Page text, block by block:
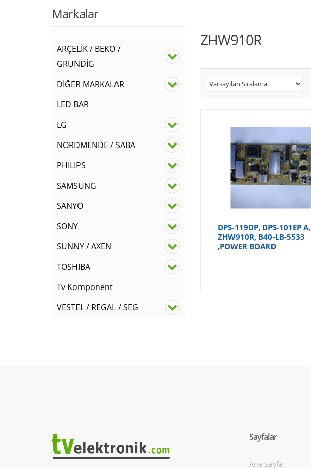
ZHW910R
DPS-119DP, DPS-101EP A,
ZHW910R, B40-LB-5533
,POWER BOARD
Markalar
ARÇELİK / BEKO /
GRUNDİG
DİĞER MARKALAR
LED BAR
LG
NORDMENDE / SABA
PHILIPS
SAMSUNG
SANYO
SONY
SUNNY / AXEN
TOSHIBA
Tv Komponent
VESTEL / REGAL / SEG
Sayfalar
Ana Sayfa